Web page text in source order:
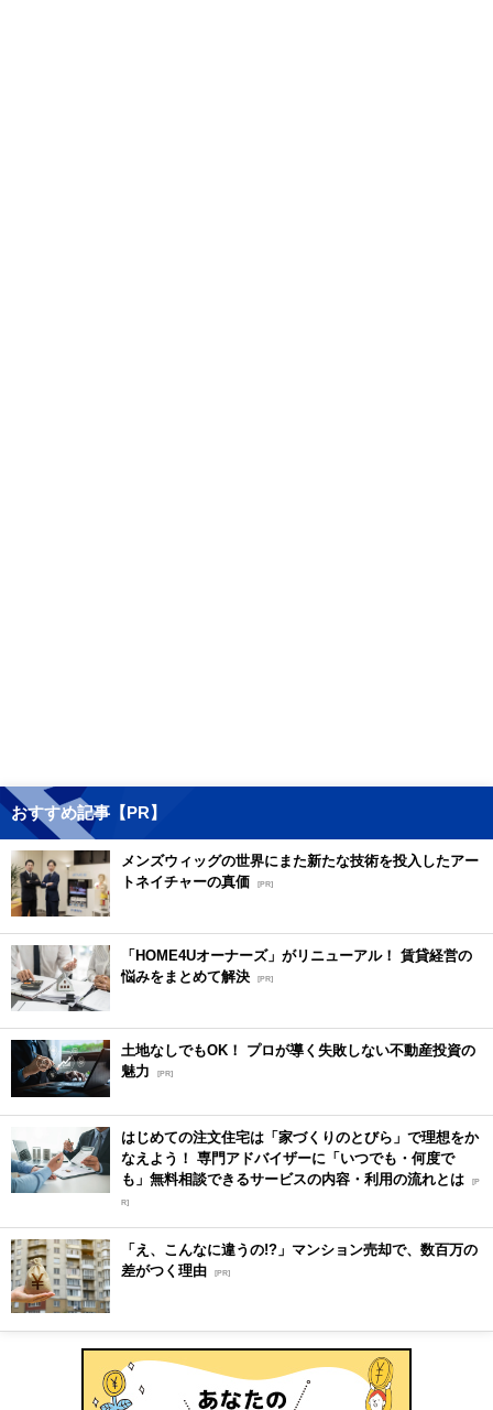
おすすめ記事【PR】
メンズウィッグの世界にまた新たな技術を投入したアー
トネイチャーの真価 [PR]
「HOME4Uオーナーズ」がリニューアル！ 賃貸経営の
悩みをまとめて解決 [PR]
土地なしでもOK！ プロが導く失敗しない不動産投資の
魅力
[PR]
はじめての注文住宅は「家づくりのとびら」で理想をか
なえよう！ 専門アドバイザーに「いつでも・何度で
も」無料相談できるサービスの内容・利用の流れとは [P
R]
「え、こんなに違うの!?」マンション売却で、数百万の
差がつく理由 [PR]